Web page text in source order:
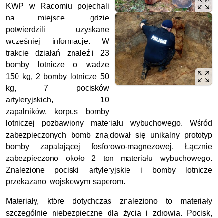
KWP w Radomiu pojechali
na miejsce, gdzie
potwierdzili uzyskane
wcześniej informacje. W
trakcie działań znaleźli 23
bomby lotnicze o wadze
150 kg, 2 bomby lotnicze 50
kg, 7 pocisków
artyleryjskich, 10
zapalników, korpus bomby
lotniczej pozbawiony materiału wybuchowego. Wśród
zabezpieczonych bomb znajdował się unikalny prototyp
bomby zapalającej fosforowo-magnezowej. Łącznie
zabezpieczono około 2 ton materiału wybuchowego.
Znalezione pociski artyleryjskie i bomby lotnicze
przekazano wojskowym saperom.
Materiały, które dotychczas znaleziono to materiały
szczególnie niebezpieczne dla życia i zdrowia. Pocisk,